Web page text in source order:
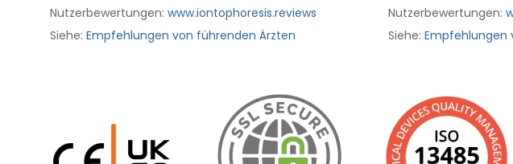
Nutzerbewertungen: www.iontophoresis.reviews
Siehe: Empfehlungen von führenden Ärzten
Nutzerbewertungen:
Siehe: Empfehlungen